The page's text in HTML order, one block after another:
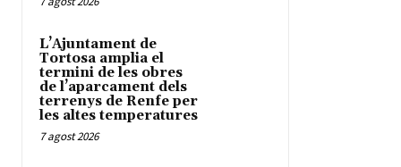
L’Ajuntament de
Tortosa amplia el
termini de les obres
de l’aparcament dels
terrenys de Renfe per
les altes temperatures
7 agost 2026